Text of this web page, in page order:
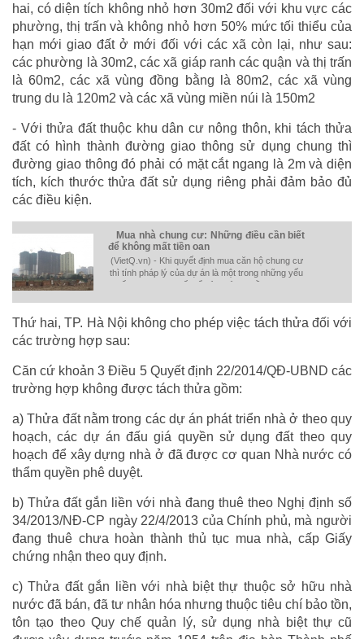
hai, có diện tích không nhỏ hơn 30m2 đối với khu vực các
phường, thị trấn và không nhỏ hơn 50% mức tối thiểu của
hạn mới giao đất ở mới đối với các xã còn lại, như sau:
các phường là 30m2, các xã giáp ranh các quận và thị trấn
là 60m2, các xã vùng đồng bằng là 80m2, các xã vùng
trung du là 120m2 và các xã vùng miền núi là 150m2
- Với thửa đất thuộc khu dân cư nông thôn, khi tách thửa
đất có hình thành đường giao thông sử dụng chung thì
đường giao thông đó phải có mặt cắt ngang là 2m và diện
tích, kích thước thửa đất sử dụng riêng phải đảm bảo đủ
các điều kiện.
Mua nhà chung cư: Những điều cần biết
để không mất tiền oan
(VietQ.vn) - Khi quyết định mua căn hộ chung cư
thì tính pháp lý của dự án là một trong những yếu
tố quan trọng nhất để đảm bảo quyền lợi cho
Thứ hai, TP. Hà Nội không cho phép việc tách thửa đối với
các trường hợp sau:
Căn cứ khoản 3 Điều 5 Quyết định 22/2014/QĐ-UBND các
trường hợp không được tách thửa gồm:
a) Thửa đất nằm trong các dự án phát triển nhà ở theo quy
hoạch, các dự án đấu giá quyền sử dụng đất theo quy
hoạch để xây dựng nhà ở đã được cơ quan Nhà nước có
thẩm quyền phê duyệt.
b) Thửa đất gắn liền với nhà đang thuê theo Nghị định số
34/2013/NĐ-CP ngày 22/4/2013 của Chính phủ, mà người
đang thuê chưa hoàn thành thủ tục mua nhà, cấp Giấy
chứng nhận theo quy định.
c) Thửa đất gắn liền với nhà biệt thự thuộc sở hữu nhà
nước đã bán, đã tư nhân hóa nhưng thuộc tiêu chí bảo tồn,
tôn tạo theo Quy chế quản lý, sử dụng nhà biệt thự cũ